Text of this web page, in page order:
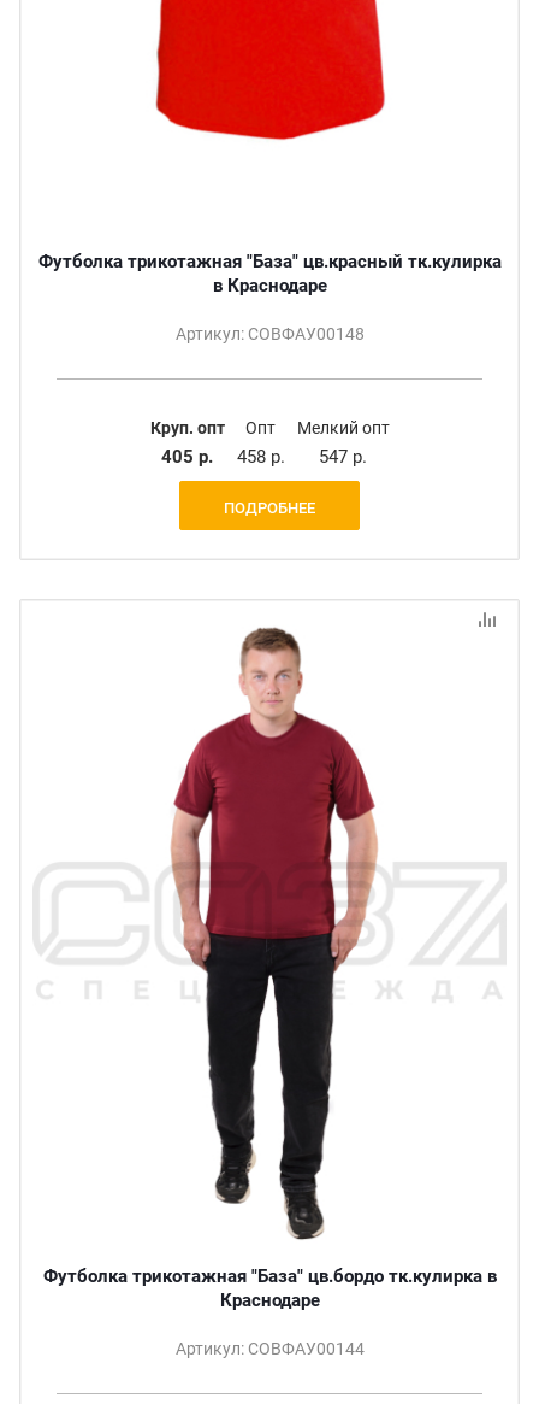
Футболка трикотажная "База" цв.красный тк.кулирка
в Краснодаре
Артикул: СОВФАУ00148
Круп. опт
405 р.
Опт
458 р.
Мелкий опт
547 р.
ПОДРОБНЕЕ
Футболка трикотажная "База" цв.бордо тк.кулирка в
Краснодаре
Артикул: СОВФАУ00144